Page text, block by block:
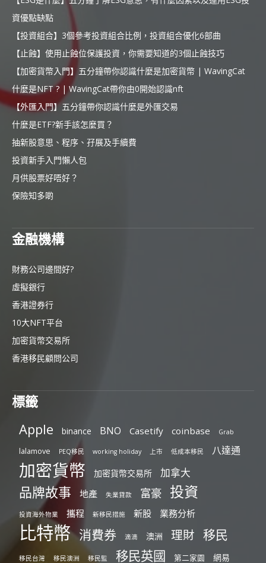
資優點缺點
【投資組合】3個參考投資組合比例，投資組合優化6部曲
【止蝕】使用止蝕位保護投資，你需要知道的3個止蝕技巧
【加密貨幣入門】五分鐘帶你認識什麼是加密貨幣 | WavingCat
什麼是NFT ? | WavingCat帶你由0開始認識nft
【外匯入門】五分鐘帶你認識什麼是外匯交易
什麼是ETF?新手該怎麼買？
抽新股意思、程序、孖展及手續費
投資新手入門懶人包
月供股票好唔好？
保險知多啲
金融機構
財務公司邊間好?
虛擬銀行
香港證券行
10大NFT平台
加密貨幣交易所
香港移民顧問公司
標籤
Apple binance BNO Casetify coinbase Grab
lalamove PEQ移民 working holiday 上市 低成本移民 八達通
加密貨幣 加密貨幣交易所 加拿大
品牌故事 地產 失業貸款 富豪 投資
投資海外物業 攜程 新移民措施 新股 業務分析
比特幣 消費券 滴滴 澳洲 理財 移民
移民台灣 移民澳洲 移民監 移民英國 第二家園 網易